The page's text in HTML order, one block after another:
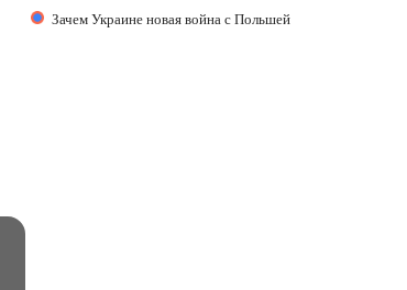
Зачем Украине новая война с Польшей